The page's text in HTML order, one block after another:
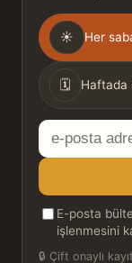
Gönderim
sıklığı
☀ Her
🗓 Haftada
E-
posta
adresiniz
E-posta
işlenmesini
🔒 Çift onaylı